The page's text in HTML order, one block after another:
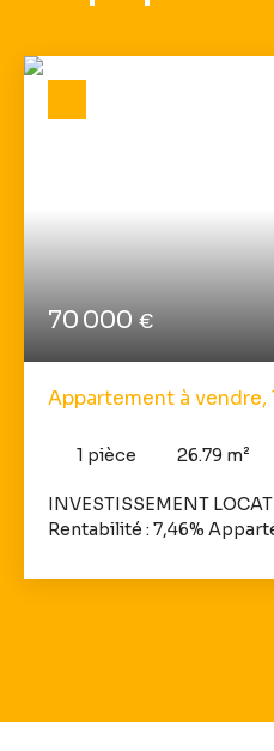
70 000 €
Appartement à vendre,
1 pièce 26.79 m²
INVESTISSEMENT
Rentabilité : 7,46%
sur la commune de